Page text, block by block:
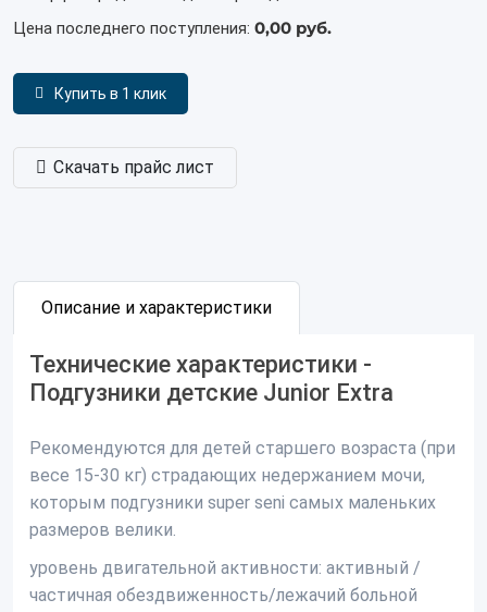
Цена последнего поступления: 0,00 руб.
Купить в 1 клик
Скачать прайс лист
Описание и характеристики
Технические характеристики -
Подгузники детские Junior Extra
Рекомендуются для детей старшего возраста (при
весе 15-30 кг) страдающих недержанием мочи,
которым подгузники super seni самых маленьких
размеров велики.
уровень двигательной активности: активный /
частичная обездвиженность/лежачий больной